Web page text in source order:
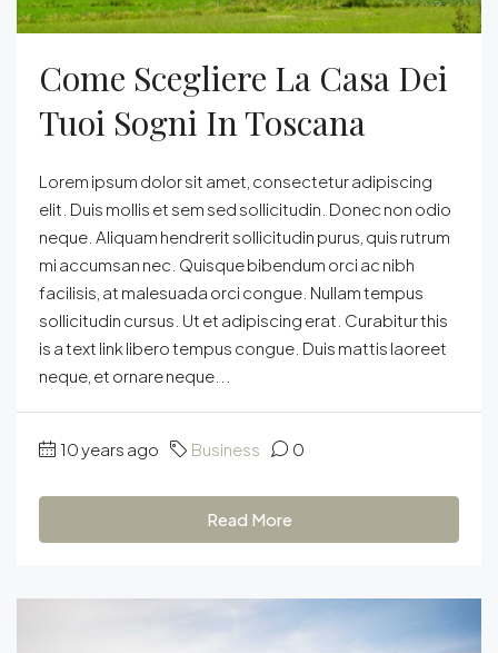
Come Scegliere La Casa Dei
Tuoi Sogni In Toscana
Lorem ipsum dolor sit amet, consectetur adipiscing
elit. Duis mollis et sem sed sollicitudin. Donec non odio
neque. Aliquam hendrerit sollicitudin purus, quis rutrum
mi accumsan nec. Quisque bibendum orci ac nibh
facilisis, at malesuada orci congue. Nullam tempus
sollicitudin cursus. Ut et adipiscing erat. Curabitur this
is a text link libero tempus congue. Duis mattis laoreet
neque, et ornare neque...
10 years ago Business 0
Read More